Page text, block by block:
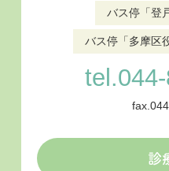
バス停「登
バス停「多摩区
診